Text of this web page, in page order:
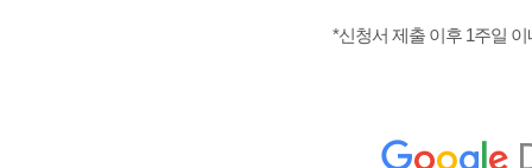
*신청서 제출 이후 1주일